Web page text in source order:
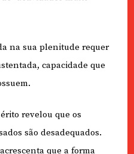
na sua plenitude requer
capacidade que
revelou que os
são desadequados.
que a forma